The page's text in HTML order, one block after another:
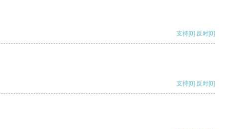
支持[0] 反对[0]
支持[0] 反对[0]